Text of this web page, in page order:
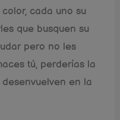
cada uno su
que busquen su
pero no les
tú, perderías la
en la